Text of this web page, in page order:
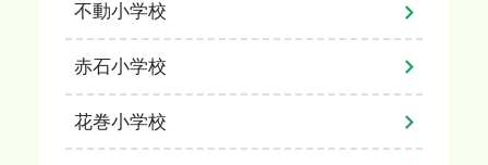
不動小学校
赤石小学校
花巻小学校